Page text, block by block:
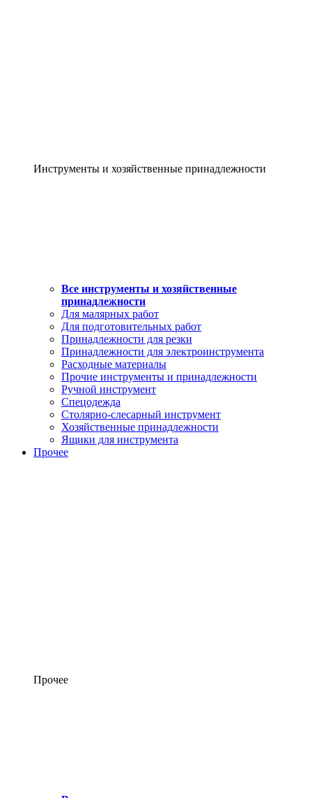
Инструменты и хозяйственные принадлежности
Все инструменты и хозяйственные
принадлежности
Для малярных работ
Для подготовительных работ
Принадлежности для резки
Принадлежности для электроинструмента
Расходные материалы
Прочие инструменты и принадлежности
Ручной инструмент
Спецодежда
Столярно-слесарный инструмент
Хозяйственные принадлежности
Ящики для инструмента
Прочее
Прочее